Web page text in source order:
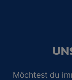
Möchtest du